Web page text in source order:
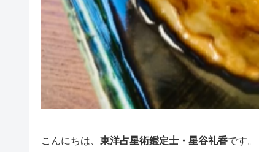
こんにちは、 東洋占星術鑑定士・星谷礼香です。